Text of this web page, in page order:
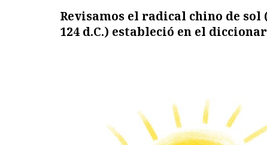
Revisamos el radical chino de sol
124 d.C.) estableció en el